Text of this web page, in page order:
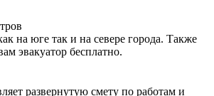
на юге так и на севере города. Также
эвакуатор бесплатно.
развернутую смету по работам и